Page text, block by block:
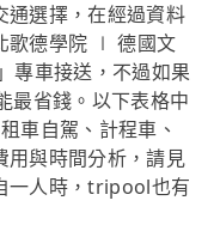
通選擇，在經過資料
歌德學院 ∣ 德國文
專車接送，不過如果
最省錢。以下表格中
車自駕、計程車、
用與時間分析，請見
一人時，tripool也有